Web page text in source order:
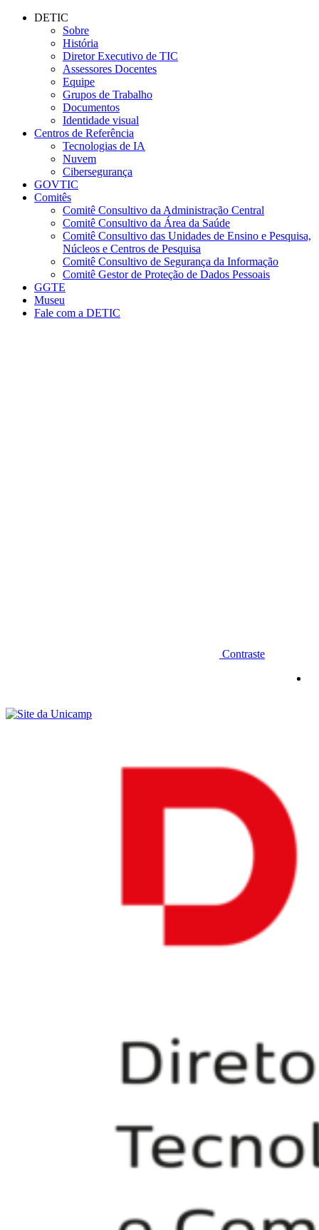
Conteúdo principal
DETIC
Sobre
História
Diretor Executivo de TIC
Assessores Docentes
Equipe
Grupos de Trabalho
Documentos
Identidade visual
Centros de Referência
Tecnologias de IA
Nuvem
Cibersegurança
GOVTIC
Comitês
Comitê Consultivo da Administração Central
Comitê Consultivo da Área da Saúde
Comitê Consultivo das Unidades de Ensino e Pesquisa,
Núcleos e Centros de Pesquisa
Comitê Consultivo de Segurança da Informação
Comitê Gestor de Proteção de Dados Pessoais
GGTE
Museu
Fale com a DETIC
Contraste